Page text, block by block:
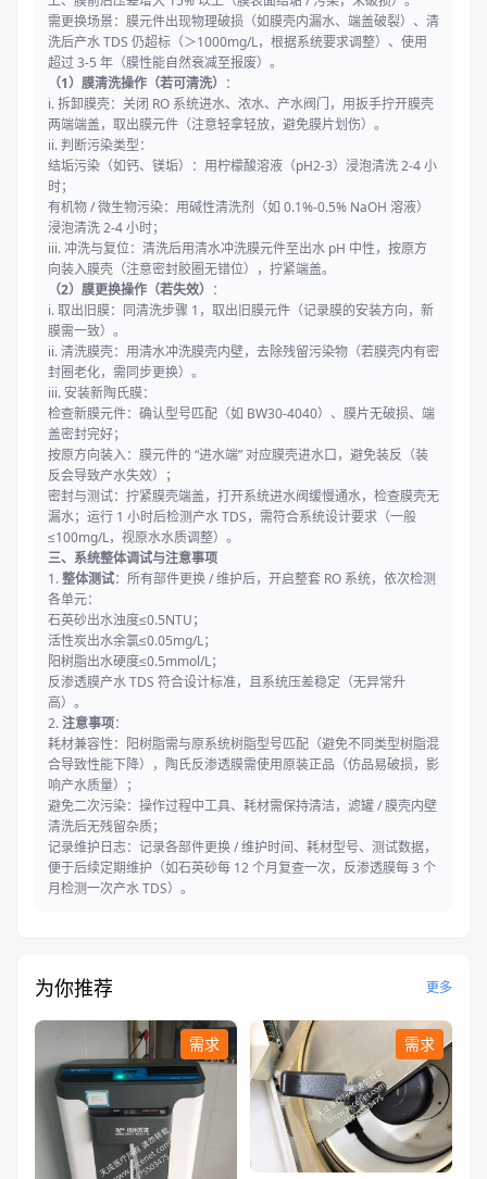
需更换场景：膜元件出现物理破损（如膜壳内漏水、端盖破裂）、清
洗后产水 TDS 仍超标（＞1000mg/L，根据系统要求调整）、使用
超过 3-5 年（膜性能自然衰减至报废）。
（1）膜清洗操作（若可清洗） ：
i. 拆卸膜壳：关闭 RO 系统进水、浓水、产水阀门，用扳手拧开膜壳
两端端盖，取出膜元件（注意轻拿轻放，避免膜片划伤）。
ii. 判断污染类型：
结垢污染（如钙、镁垢）：用柠檬酸溶液（pH2-3）浸泡清洗 2-4 小
时；
有机物 / 微生物污染：用碱性清洗剂（如 0.1%-0.5% NaOH 溶液）
浸泡清洗 2-4 小时；
iii. 冲洗与复位：清洗后用清水冲洗膜元件至出水 pH 中性，按原方
向装入膜壳（注意密封胶圈无错位），拧紧端盖。
（2）膜更换操作（若失效） ：
i. 取出旧膜：同清洗步骤 1，取出旧膜元件（记录膜的安装方向，新
膜需一致）。
ii. 清洗膜壳：用清水冲洗膜壳内壁，去除残留污染物（若膜壳内有密
封圈老化，需同步更换）。
iii. 安装新陶氏膜：
检查新膜元件：确认型号匹配（如 BW30-4040）、膜片无破损、端
盖密封完好；
按原方向装入：膜元件的 “进水端” 对应膜壳进水口，避免装反（装
反会导致产水失效）；
密封与测试：拧紧膜壳端盖，打开系统进水阀缓慢通水，检查膜壳无
漏水；运行 1 小时后检测产水 TDS，需符合系统设计要求（一般
≤100mg/L，视原水水质调整）。
三、系统整体调试与注意事项
1.整体测试：所有部件更换 / 维护后，开启整套 RO 系统，依次检测
各单元：
石英砂出水浊度≤0.5NTU；
活性炭出水余氯≤0.05mg/L；
阳树脂出水硬度≤0.5mmol/L；
反渗透膜产水 TDS 符合设计标准，且系统压差稳定（无异常升
高）。
2.注意事项：
耗材兼容性：阳树脂需与原系统树脂型号匹配（避免不同类型树脂混
合导致性能下降），陶氏反渗透膜需使用原装正品（仿品易破损，影
响产水质量）；
避免二次污染：操作过程中工具、耗材需保持清洁，滤罐 / 膜壳内壁
清洗后无残留杂质；
记录维护日志：记录各部件更换 / 维护时间、耗材型号、测试数据，
便于后续定期维护（如石英砂每 12 个月复查一次，反渗透膜每 3 个
月检测一次产水 TDS）。
为你推荐 更多
需求 需求